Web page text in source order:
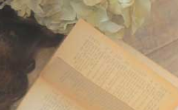
卒業記念 1/2成人式・十歳の祝い
生日 100日祝い・お食い初め